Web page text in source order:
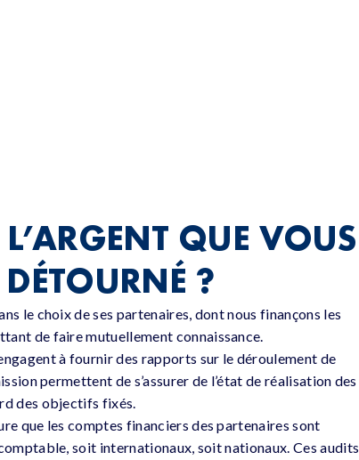
QUE VOUS
?
le choix de ses partenaires, dont nous finançons les
de faire mutuellement connaissance.
à fournir des rapports sur le déroulement de
permettent de s’assurer de l’état de réalisation des
des objectifs fixés.
que les comptes financiers des partenaires sont
soit internationaux, soit nationaux. Ces audits